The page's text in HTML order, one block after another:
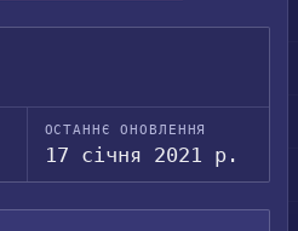
ОСТАННЄ ОНОВЛЕННЯ
17 січня 2021 р.